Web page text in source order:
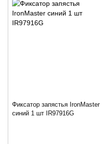
Фиксатор запястья IronMaster
синий 1 шт IR97916G